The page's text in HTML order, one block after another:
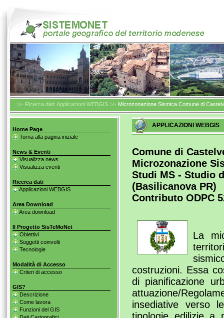
>> Ricerca dati: Applicazioni WEBGIS >> Microzonazione Sismica Comune di
Home Page
Torna alla pagina iniziale
News & Eventi
Visualizza news
Visualizza eventi
Ricerca dati
Applicazioni WEBGIS
Area Download
Area download
Il Progetto SisTeMoNet
Obiettivi
Soggetti coinvolti
Tecnologie
Modalità di Accesso
Criteri di accesso
GIS?
Descrizione
Come lavora
Funzioni del GIS
Dati Cartografici
APPLICAZIONI WEBGIS
Comune di
Microzonazione
Studi MS - Studio
(Basilicanova PR)
Contributo ODPC
La
costruzioni. Essa
di pianificazione
attuazione/
insediative verso
tipologie edilizie a